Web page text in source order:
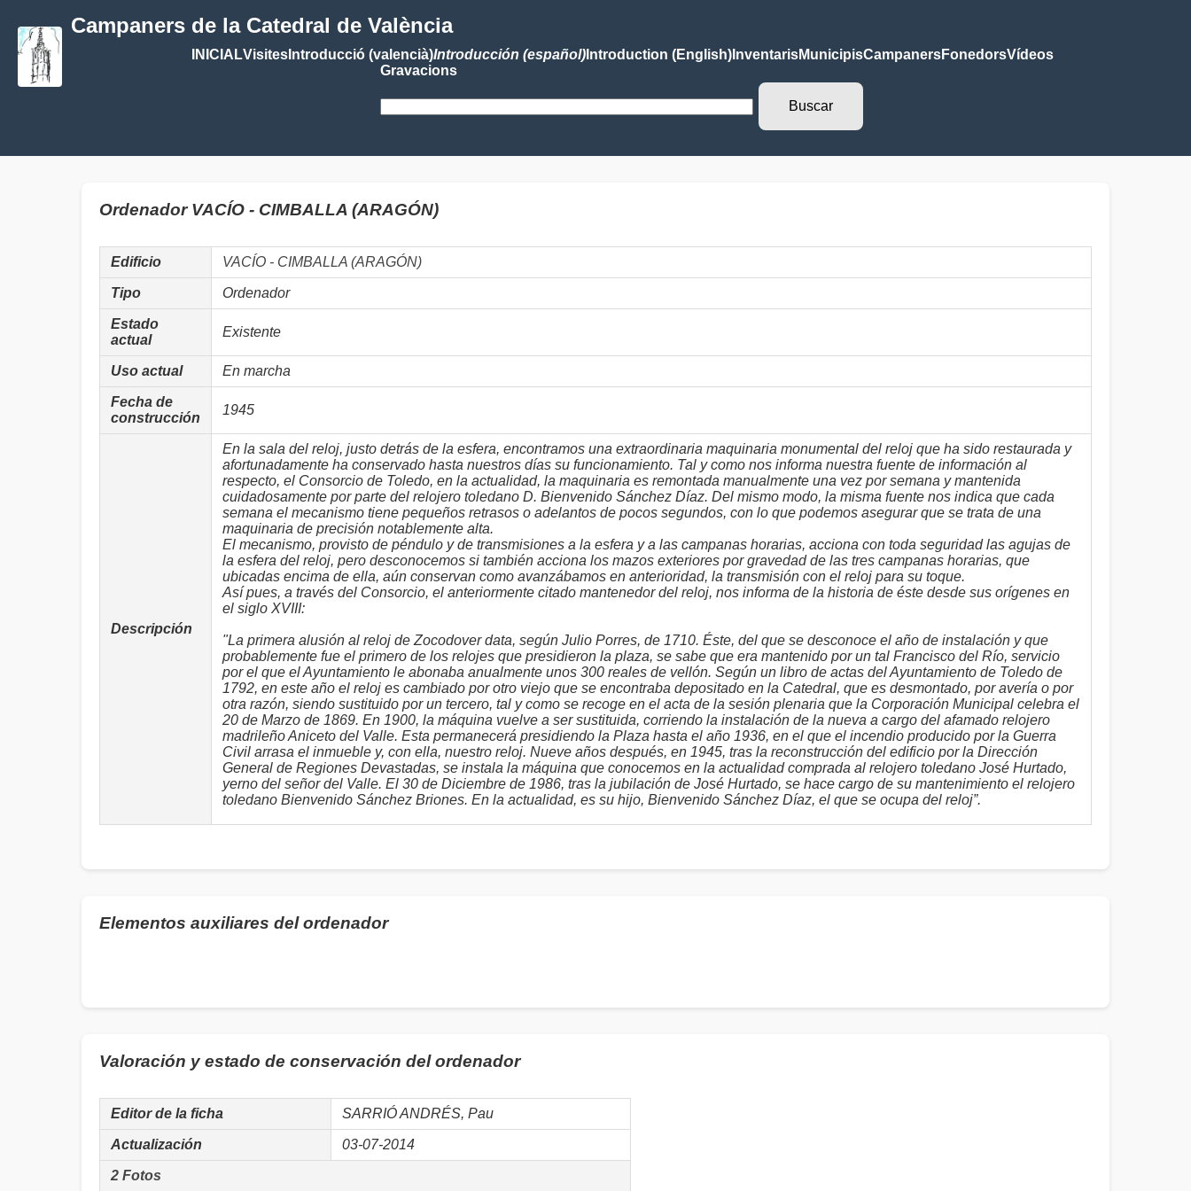
Campaners de la Catedral de València
INICIALVisitesIntroducció (valencià)Introducción (español)Introduction (English)InventarisMunicipisCampanersFonedorsVídeos
Gravacions
Ordenador VACÍO - CIMBALLA (ARAGÓN)
Edificio VACÍO - CIMBALLA (ARAGÓN)
Tipo Ordenador
Estado
actual
Existente
Uso actual En marcha
Fecha de
construcción
1945
Descripción
En la sala del reloj, justo detrás de la esfera, encontramos una extraordinaria maquinaria monumental del reloj que ha sido restaurada y
afortunadamente ha conservado hasta nuestros días su funcionamiento. Tal y como nos informa nuestra fuente de información al
respecto, el Consorcio de Toledo, en la actualidad, la maquinaria es remontada manualmente una vez por semana y mantenida
cuidadosamente por parte del relojero toledano D. Bienvenido Sánchez Díaz. Del mismo modo, la misma fuente nos indica que cada
semana el mecanismo tiene pequeños retrasos o adelantos de pocos segundos, con lo que podemos asegurar que se trata de una
maquinaria de precisión notablemente alta.
El mecanismo, provisto de péndulo y de transmisiones a la esfera y a las campanas horarias, acciona con toda seguridad las agujas de
la esfera del reloj, pero desconocemos si también acciona los mazos exteriores por gravedad de las tres campanas horarias, que
ubicadas encima de ella, aún conservan como avanzábamos en anterioridad, la transmisión con el reloj para su toque.
Así pues, a través del Consorcio, el anteriormente citado mantenedor del reloj, nos informa de la historia de éste desde sus orígenes en
el siglo XVIII:
"La primera alusión al reloj de Zocodover data, según Julio Porres, de 1710. Éste, del que se desconoce el año de instalación y que
probablemente fue el primero de los relojes que presidieron la plaza, se sabe que era mantenido por un tal Francisco del Río, servicio
por el que el Ayuntamiento le abonaba anualmente unos 300 reales de vellón. Según un libro de actas del Ayuntamiento de Toledo de
1792, en este año el reloj es cambiado por otro viejo que se encontraba depositado en la Catedral, que es desmontado, por avería o por
otra razón, siendo sustituido por un tercero, tal y como se recoge en el acta de la sesión plenaria que la Corporación Municipal celebra el
20 de Marzo de 1869. En 1900, la máquina vuelve a ser sustituida, corriendo la instalación de la nueva a cargo del afamado relojero
madrileño Aniceto del Valle. Esta permanecerá presidiendo la Plaza hasta el año 1936, en el que el incendio producido por la Guerra
Civil arrasa el inmueble y, con ella, nuestro reloj. Nueve años después, en 1945, tras la reconstrucción del edificio por la Dirección
General de Regiones Devastadas, se instala la máquina que conocemos en la actualidad comprada al relojero toledano José Hurtado,
yerno del señor del Valle. El 30 de Diciembre de 1986, tras la jubilación de José Hurtado, se hace cargo de su mantenimiento el relojero
toledano Bienvenido Sánchez Briones. En la actualidad, es su hijo, Bienvenido Sánchez Díaz, el que se ocupa del reloj”.
Elementos auxiliares del ordenador
Valoración y estado de conservación del ordenador
Editor de la ficha SARRIÓ ANDRÉS, Pau
Actualización 03-07-2014
2 Fotos